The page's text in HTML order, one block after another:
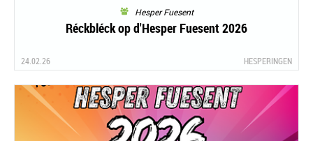
Hesper Fuesent
Réckbléck op d'Hesper Fuesent 2026
24.02.26 HESPERINGEN